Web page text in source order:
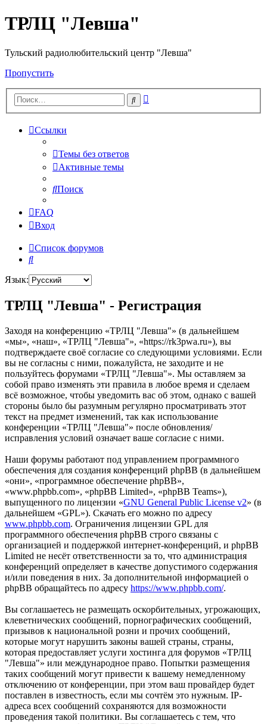
ТРЛЦ "Левша"
Тульский радиолюбительский центр "Левша"
Пропустить
Поиск
Ссылки
Темы без ответов
Активные темы
Поиск
FAQ
Вход
Список форумов
Поиск
Язык:
ТРЛЦ "Левша" - Регистрация
Заходя на конференцию «ТРЛЦ "Левша"» (в дальнейшем
«мы», «наш», «ТРЛЦ "Левша"», «https://rk3pwa.ru»), вы
подтверждаете своё согласие со следующими условиями. Если
вы не согласны с ними, пожалуйста, не заходите и не
пользуйтесь форумами «ТРЛЦ "Левша"». Мы оставляем за
собой право изменять эти правила в любое время и сделаем
всё возможное, чтобы уведомить вас об этом, однако с вашей
стороны было бы разумным регулярно просматривать этот
текст на предмет изменений, так как использование
конференции «ТРЛЦ "Левша"» после обновления/
исправления условий означает ваше согласие с ними.
Наши форумы работают под управлением программного
обеспечения для создания конференций phpBB (в дальнейшем
«они», «программное обеспечение phpBB»,
«www.phpbb.com», «phpBB Limited», «phpBB Teams»),
выпущенного по лицензии «GNU General Public License v2» (в
дальнейшем «GPL»). Скачать его можно по адресу
www.phpbb.com. Ограничения лицензии GPL для
программного обеспечения phpBB строго связаны с
организацией и поддержкой интернет-конференций, и phpBB
Limited не несёт ответственности за то, что администрация
конференций определяет в качестве допустимого содержания
и/или поведения в них. За дополнительной информацией о
phpBB обращайтесь по адресу https://www.phpbb.com/.
Вы соглашаетесь не размещать оскорбительных, угрожающих,
клеветнических сообщений, порнографических сообщений,
призывов к национальной розни и прочих сообщений,
которые могут нарушить законы вашей страны, страны,
которая предоставляет услуги хостинга для форумов «ТРЛЦ
"Левша"» или международное право. Попытки размещения
таких сообщений могут привести к вашему немедленному
отключению от конференции, при этом ваш провайдер будет
поставлен в известность, если мы сочтём это нужным. IP-
адреса всех сообщений сохраняются для возможности
проведения такой политики. Вы соглашаетесь с тем, что